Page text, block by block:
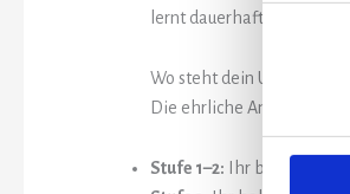
Consent
lernt dauerhaft mit ihr.
Wo steht dein
Die ehrliche Antwort
Stufe 1–2: Ihr braucht